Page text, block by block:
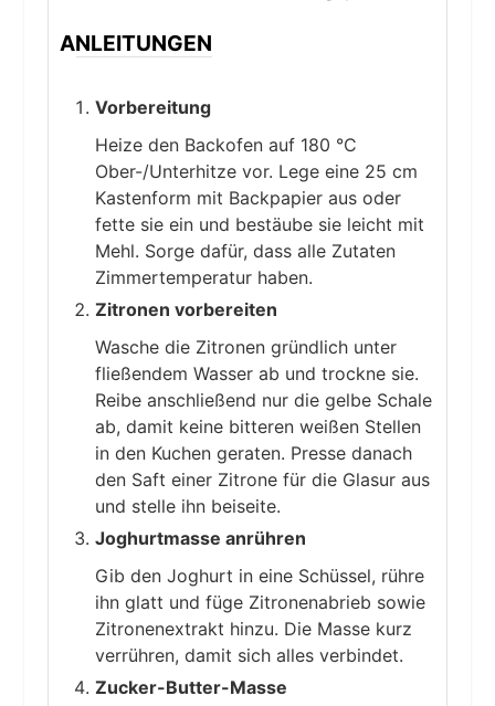
ANLEITUNGEN
Vorbereitung
Heize den Backofen auf 180 °C
Ober-/Unterhitze vor. Lege eine 25 cm
Kastenform mit Backpapier aus oder
fette sie ein und bestäube sie leicht mit
Mehl. Sorge dafür, dass alle Zutaten
Zimmertemperatur haben.
Zitronen vorbereiten
Wasche die Zitronen gründlich unter
fließendem Wasser ab und trockne sie.
Reibe anschließend nur die gelbe Schale
ab, damit keine bitteren weißen Stellen
in den Kuchen geraten. Presse danach
den Saft einer Zitrone für die Glasur aus
und stelle ihn beiseite.
Joghurtmasse anrühren
Gib den Joghurt in eine Schüssel, rühre
ihn glatt und füge Zitronenabrieb sowie
Zitronenextrakt hinzu. Die Masse kurz
verrühren, damit sich alles verbindet.
Zucker-Butter-Masse